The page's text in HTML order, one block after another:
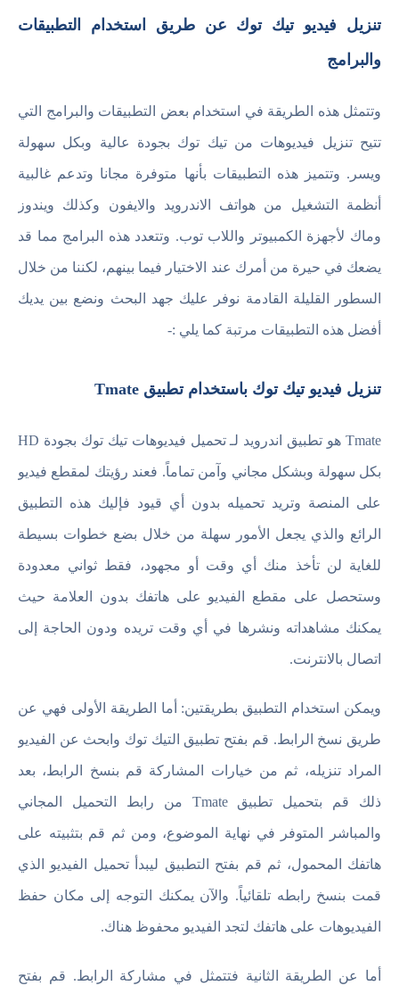
تنزيل فيديو تيك توك عن طريق استخدام التطبيقات
والبرامج
وتتمثل هذه الطريقة في استخدام بعض التطبيقات والبرامج التي
تتيح تنزيل فيديوهات من تيك توك بجودة عالية وبكل سهولة
ويسر. وتتميز هذه التطبيقات بأنها متوفرة مجانا وتدعم غالبية
أنظمة التشغيل من هواتف الاندرويد والايفون وكذلك ويندوز
وماك لأجهزة الكمبيوتر واللاب توب. وتتعدد هذه البرامج مما قد
يضعك في حيرة من أمرك عند الاختيار فيما بينهم، لكننا من خلال
السطور القليلة القادمة نوفر عليك جهد البحث ونضع بين يديك
أفضل هذه التطبيقات مرتبة كما يلي :-
تنزيل فيديو تيك توك باستخدام تطبيق Tmate
Tmate هو تطبيق اندرويد لـ تحميل فيديوهات تيك توك بجودة HD
بكل سهولة وبشكل مجاني وآمن تماماً. فعند رؤيتك لمقطع فيديو
على المنصة وتريد تحميله بدون أي قيود فإليك هذه التطبيق
الرائع والذي يجعل الأمور سهلة من خلال بضع خطوات بسيطة
للغاية لن تأخذ منك أي وقت أو مجهود، فقط ثواني معدودة
وستحصل على مقطع الفيديو على هاتفك بدون العلامة حيث
يمكنك مشاهداته ونشرها في أي وقت تريده ودون الحاجة إلى
اتصال بالانترنت.
ويمكن استخدام التطبيق بطريقتين: أما الطريقة الأولى فهي عن
طريق نسخ الرابط. قم بفتح تطبيق التيك توك وابحث عن الفيديو
المراد تنزيله، ثم من خيارات المشاركة قم بنسخ الرابط، بعد
ذلك قم بتحميل تطبيق Tmate من رابط التحميل المجاني
والمباشر المتوفر في نهاية الموضوع، ومن ثم قم بتثبيته على
هاتفك المحمول، ثم قم بفتح التطبيق ليبدأ تحميل الفيديو الذي
قمت بنسخ رابطه تلقائياً. والآن يمكنك التوجه إلى مكان حفظ
الفيديوهات على هاتفك لتجد الفيديو محفوظ هناك.
أما عن الطريقة الثانية فتتمثل في مشاركة الرابط. قم بفتح